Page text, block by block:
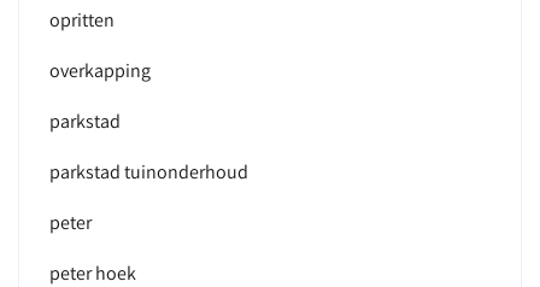
opritten
overkapping
parkstad
parkstad tuinonderhoud
peter
peter hoek